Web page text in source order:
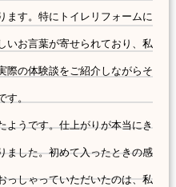
ます。特にトイレリフォームに
いお言葉が寄せられており、私
際の体験談をご紹介しながらそ
。
ようです。仕上がりが本当にき
ました。初めて入ったときの感
っしゃっていただいたのは、私